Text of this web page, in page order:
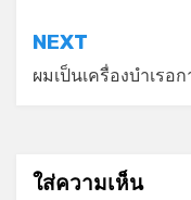
NEXT
ผมเป็นเครื่องบำเรอ
ใส่ความเห็น